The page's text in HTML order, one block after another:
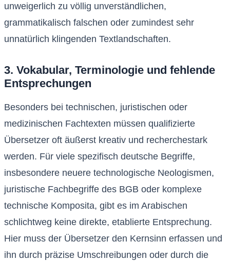
unweigerlich zu völlig unverständlichen,
grammatikalisch falschen oder zumindest sehr
unnatürlich klingenden Textlandschaften.
3. Vokabular, Terminologie und fehlende
Entsprechungen
Besonders bei technischen, juristischen oder
medizinischen Fachtexten müssen qualifizierte
Übersetzer oft äußerst kreativ und recherchestark
werden. Für viele spezifisch deutsche Begriffe,
insbesondere neuere technologische Neologismen,
juristische Fachbegriffe des BGB oder komplexe
technische Komposita, gibt es im Arabischen
schlichtweg keine direkte, etablierte Entsprechung.
Hier muss der Übersetzer den Kernsinn erfassen und
ihn durch präzise Umschreibungen oder durch die